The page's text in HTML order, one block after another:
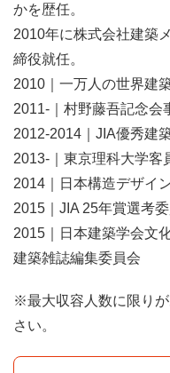
かを歴任。
2010年に株式会社建築
締役就任。
2010｜一万人の世界建
2011-｜村野藤吾記念会
2012-2014｜JIA優秀建
2013-｜東京理科大学客
2014｜日本構造デザイ
2015｜JIA 25年賞選考
2015｜日本建築学会文
建築雑誌編集委員会
※最大収容人数に限り
さい。